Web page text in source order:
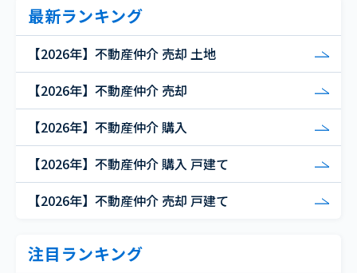
最新ランキング
【2026年】不動産仲介 売却 土地
【2026年】不動産仲介 売却
【2026年】不動産仲介 購入
【2026年】不動産仲介 購入 戸建て
【2026年】不動産仲介 売却 戸建て
注目ランキング